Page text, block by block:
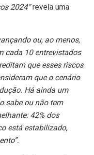
2024”revela uma
ou, ao menos,
cada 10 entrevistados
que esses riscos
que o cenário
Há ainda um
sabe ou não tem
42% dos
está estabilizado,